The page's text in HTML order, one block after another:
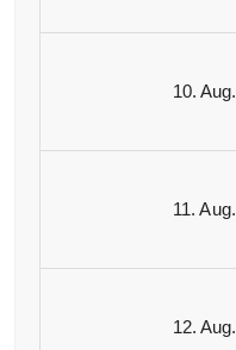
10. Aug.
11. Aug.
12. Aug.